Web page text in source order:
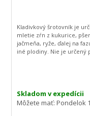
Skladom v expedícii
Môžete mať:Pondelok
Kladivkový šrotovník je
mletie zŕn z kukurice,
jačmeňa, ryže, ďalej na
iné plodiny. Nie je určený